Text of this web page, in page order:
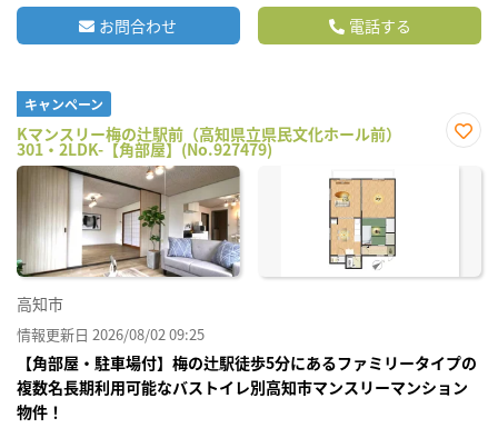
お問合わせ 電話する
キャンペーン
Kマンスリー梅の辻駅前（高知県立県民文化ホール前）
301・2LDK-【角部屋】(No.927479)
に入
高知市
情報更新日 2026/08/02 09:25
【角部屋・駐車場付】梅の辻駅徒歩5分にあるファミリータイプの
複数名長期利用可能なバストイレ別高知市マンスリーマンション
物件！